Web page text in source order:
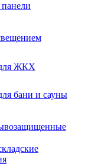
ЖКХ
бани и сауны